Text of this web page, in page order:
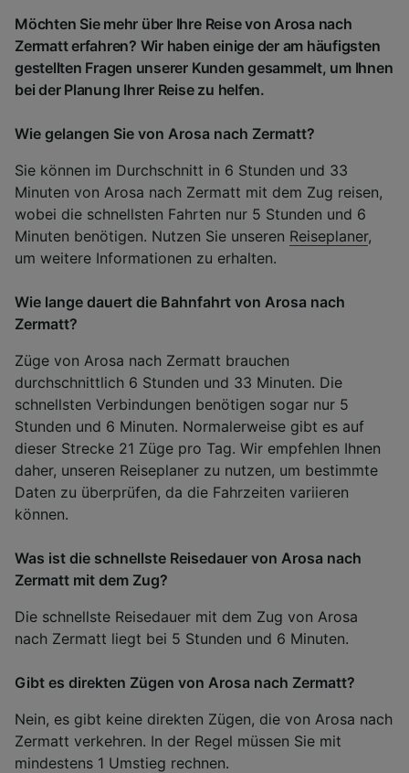
Möchten Sie mehr über Ihre Reise von Arosa nach
Zermatt erfahren? Wir haben einige der am häufigsten
gestellten Fragen unserer Kunden gesammelt, um Ihnen
bei der Planung Ihrer Reise zu helfen.
Wie gelangen Sie von Arosa nach Zermatt?
Sie können im Durchschnitt in 6 Stunden und 33
Minuten von Arosa nach Zermatt mit dem Zug reisen,
wobei die schnellsten Fahrten nur 5 Stunden und 6
Minuten benötigen. Nutzen Sie unseren Reiseplaner,
um weitere Informationen zu erhalten.
Wie lange dauert die Bahnfahrt von Arosa nach
Zermatt?
Züge von Arosa nach Zermatt brauchen
durchschnittlich 6 Stunden und 33 Minuten. Die
schnellsten Verbindungen benötigen sogar nur 5
Stunden und 6 Minuten. Normalerweise gibt es auf
dieser Strecke 21 Züge pro Tag. Wir empfehlen Ihnen
daher, unseren Reiseplaner zu nutzen, um bestimmte
Daten zu überprüfen, da die Fahrzeiten variieren
können.
Was ist die schnellste Reisedauer von Arosa nach
Zermatt mit dem Zug?
Die schnellste Reisedauer mit dem Zug von Arosa
nach Zermatt liegt bei 5 Stunden und 6 Minuten.
Gibt es direkten Zügen von Arosa nach Zermatt?
Nein, es gibt keine direkten Zügen, die von Arosa nach
Zermatt verkehren. In der Regel müssen Sie mit
mindestens 1 Umstieg rechnen.